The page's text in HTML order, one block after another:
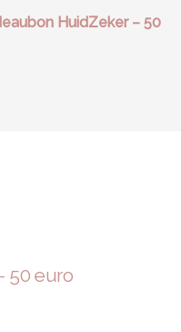
HuidZeker – 50
50 euro